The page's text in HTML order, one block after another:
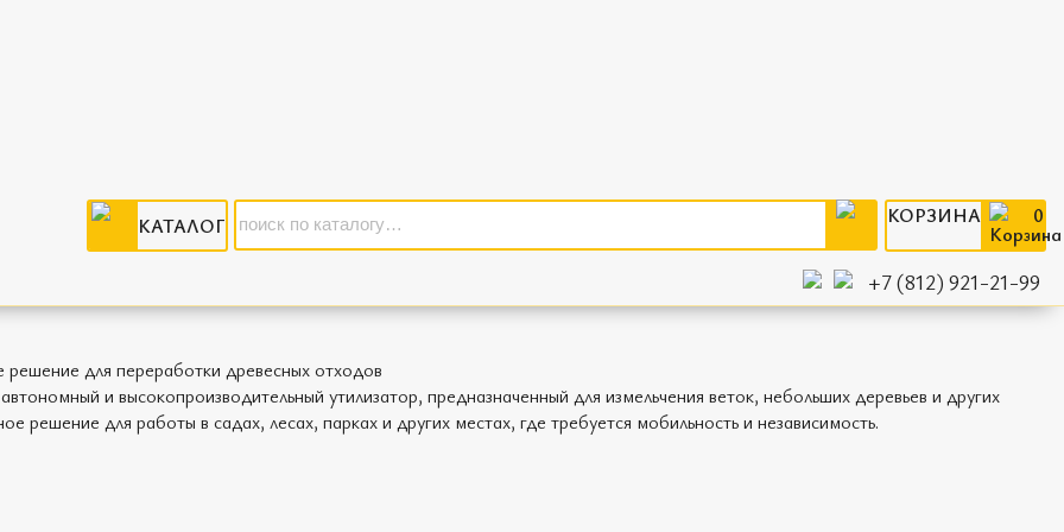
КАТАЛОГ КОРЗИНА 0
+7 (812) 921-21-99
для переработки древесных отходов
и высокопроизводительный утилизатор, предназначенный для измельчения веток, небольших деревьев и других
решение для работы в садах, лесах, парках и других местах, где требуется мобильность и независимость.